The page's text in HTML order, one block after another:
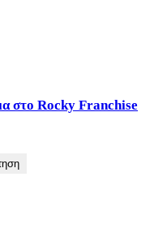
στο Rocky Franchise